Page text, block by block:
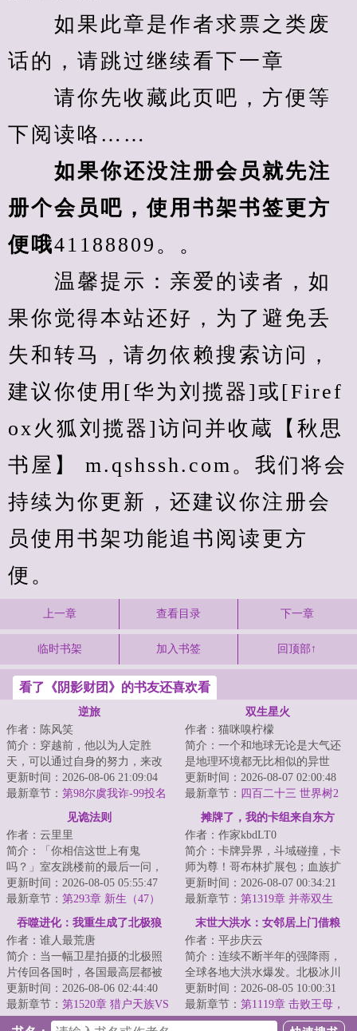
如果此章是作者求票之类废
话的，请跳过继续看下一章
请你先收藏此页吧，方便等
下阅读咯……
如果你还没注册会员就先注
册个会员吧，使用书架书签更方
便哦41188809。。
温馨提示：亲爱的读者，如
果你觉得本站还好，为了避免丢
失和转马，请勿依赖搜索访问，
建议你使用[华为刘揽器]或[Firef
ox火狐刘揽器]访问并收蔵【秋思
书屋】 m.qshssh.com。我们将会
持续为你更新，还建议你注册会
员使用书架功能追书阅读更方
便。
上一章 查看目录 下一章
临时书架 加入书签 回顶部↑
看了《阴影财团》的书友还喜欢看
逆旅
作者：陈风笑
简介：穿越前，他以为人定胜
天，可以通过自身的努力，来改
变环境和阶层。穿越后才知道，
有些东西天生自带...
更新时间：2026-08-06 21:09:04
最新章节： 第98尔虞我诈-99投名
状（四更一万二求月票）
双生星火
作者：猫咪嗅柠檬
简介：一个和地球无论是大气还
是地理环境都无比相似的异世
界，一个发展出称霸星系的科技
却依然停留在前现...
更新时间：2026-08-07 02:00:48
最新章节： 四百二十三 世界树2
见诡法则
作者：云里里
简介：「你相信这世上有鬼
吗？」室友跳楼前的最后一问，
让鹿今朝被迫卷入一场无法言说
的恐怖循环。染血的...
更新时间：2026-08-05 05:55:47
最新章节： 第293章 新生（47）
摊牌了，我的卡组来自东方
作者：作家kbdLT0
简介：卡牌异界，斗域碰撞，卡
师为尊！哥布林扩展包；血族扩
展包；巨龙扩展包.......而穿越来
此的陆承身...
更新时间：2026-08-07 00:34:21
最新章节： 第1319章 并蒂双生
吞噬进化：我重生成了北极狼
作者：谁人最荒唐
简介：当一幅卫星拍摄的北极照
片传回各国时，各国最高层都被
照片内容震惊了。他们看到了北
极数以万计的狼...
更新时间：2026-08-06 02:44:40
最新章节： 第1520章 猎户天族VS
星团群雄（十五）
末世大洪水：女邻居上门借粮
作者：平步庆云
简介：连续不断半年的强降雨，
全球各地大洪水爆发。北极冰川
融化，海平面上涨，海水倒灌江
河。冰封的远古...
更新时间：2026-08-05 10:00:31
最新章节： 第1119章 击败王母，
收复昆仑